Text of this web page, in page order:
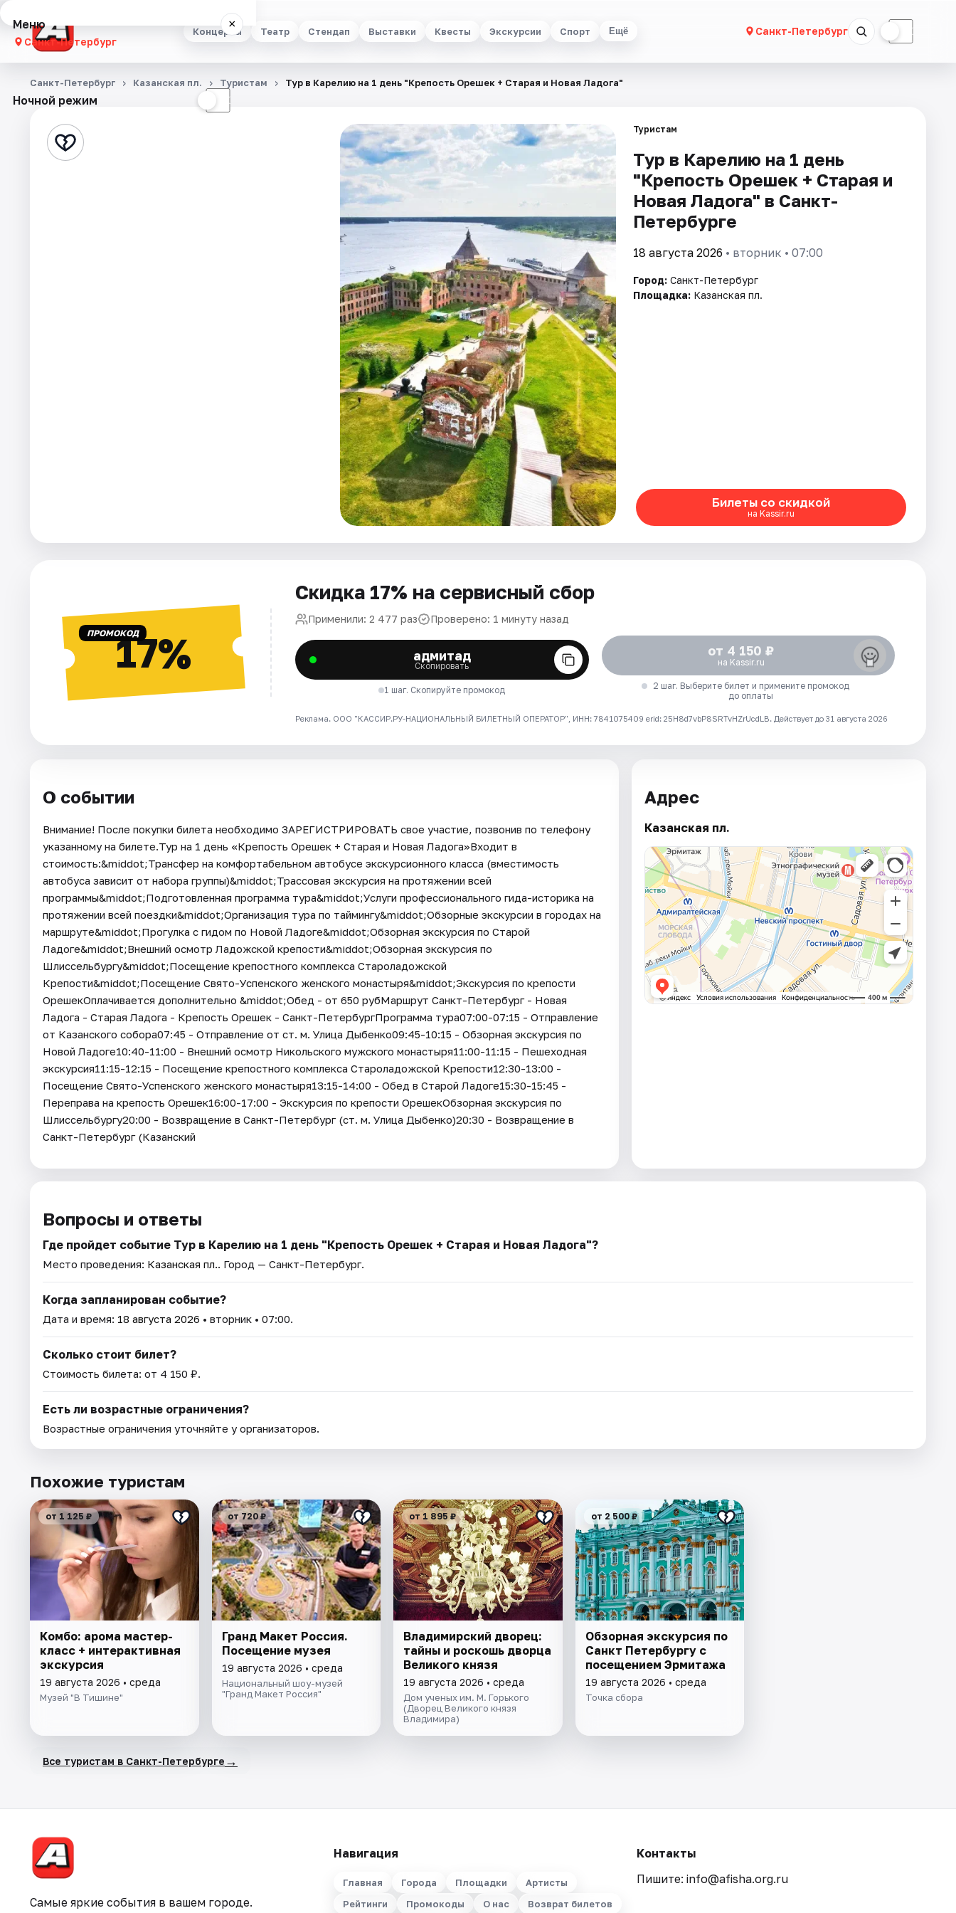
Концерты Театр Стендап Выставки Квесты Экскурсии Спорт Ещё Санкт-Петербург ☾
Меню ×
Санкт-Петербург
Концерты
Стендап
Ночной режим ☾
Санкт-Петербург Казанская пл. Туристам Тур в Карелию на 1 день "Крепость Орешек + Старая и Новая Ладога"
Туристам
Тур в Карелию на 1 день
"Крепость Орешек + Старая и
Новая Ладога" в Санкт-
Петербурге
18 августа 2026 • вторник • 07:00
Город: Санкт-Петербург
Площадка: Казанская пл.
Билеты со скидкой
на Kassir.ru
ПРОМОКОД17%
Скидка 17% на сервисный сбор
Применили: 2 477 раз Проверено: 1 минуту назад
адмитад
Скопировать
1 шаг. Скопируйте промокод
от 4 150 ₽
на Kassir.ru
2 шаг. Выберите билет и примените промокод
до оплаты
Реклама. ООО "КАССИР.РУ-НАЦИОНАЛЬНЫЙ БИЛЕТНЫЙ ОПЕРАТОР", ИНН: 7841075409 erid: 25H8d7vbP8SRTvHZrUcdLB. Действует до 31 августа 2026
О событии
Внимание! После покупки билета необходимо ЗАРЕГИСТРИРОВАТЬ свое участие, позвонив по телефону
указанному на билете.Тур на 1 день «Крепость Орешек + Старая и Новая Ладога»Входит в
стоимость:&middot;Трансфер на комфортабельном автобусе экскурсионного класса (вместимость
автобуса зависит от набора группы)&middot;Трассовая экскурсия на протяжении всей
программы&middot;Подготовленная программа тура&middot;Услуги профессионального гида-историка на
протяжении всей поездки&middot;Организация тура по таймингу&middot;Обзорные экскурсии в городах на
маршруте&middot;Прогулка с гидом по Новой Ладоге&middot;Обзорная экскурсия по Старой
Ладоге&middot;Внешний осмотр Ладожской крепости&middot;Обзорная экскурсия по
Шлиссельбургу&middot;Посещение крепостного комплекса Староладожской
Крепости&middot;Посещение Свято-Успенского женского монастыря&middot;Экскурсия по крепости
ОрешекОплачивается дополнительно &middot;Обед - от 650 рубМаршрут Санкт-Петербург - Новая
Ладога - Старая Ладога - Крепость Орешек - Санкт-ПетербургПрограмма тура07:00-07:15 - Отправление
от Казанского собора07:45 - Отправление от ст. м. Улица Дыбенко09:45-10:15 - Обзорная экскурсия по
Новой Ладоге10:40-11:00 - Внешний осмотр Никольского мужского монастыря11:00-11:15 - Пешеходная
экскурсия11:15-12:15 - Посещение крепостного комплекса Староладожской Крепости12:30-13:00 -
Посещение Свято-Успенского женского монастыря13:15-14:00 - Обед в Старой Ладоге15:30-15:45 -
Переправа на крепость Орешек16:00-17:00 - Экскурсия по крепости ОрешекОбзорная экскурсия по
Шлиссельбургу20:00 - Возвращение в Санкт-Петербург (ст. м. Улица Дыбенко)20:30 - Возвращение в
Санкт-Петербург (Казанский
Адрес
Казанская пл.
Вопросы и ответы
Где пройдет событие Тур в Карелию на 1 день "Крепость Орешек + Старая и Новая Ладога"?
Место проведения: Казанская пл.. Город — Санкт-Петербург.
Когда запланирован событие?
Дата и время: 18 августа 2026 • вторник • 07:00.
Сколько стоит билет?
Стоимость билета: от 4 150 ₽.
Есть ли возрастные ограничения?
Возрастные ограничения уточняйте у организаторов.
Похожие туристам
от 1 125 ₽
Комбо: арома мастер-
класс + интерактивная
экскурсия
19 августа 2026 • среда
Музей "В Тишине"
от 720 ₽
Гранд Макет Россия.
Посещение музея
19 августа 2026 • среда
Национальный шоу-музей
"Гранд Макет Россия"
от 1 895 ₽
Владимирский дворец:
тайны и роскошь дворца
Великого князя
19 августа 2026 • среда
Дом ученых им. М. Горького
(Дворец Великого князя
Владимира)
от 2 500 ₽
Обзорная экскурсия по
Санкт Петербургу с
посещением Эрмитажа
19 августа 2026 • среда
Точка сбора
Все туристам в Санкт-Петербурге →
Самые яркие события в вашем городе.
Навигация
Главная Города Площадки
Артисты
Рейтинги
Промокоды О нас Возврат билетов
Контакты
Пишите: info@afisha.org.ru